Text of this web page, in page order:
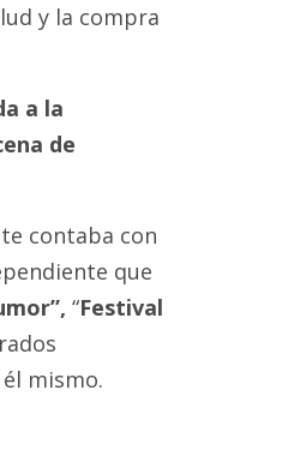
y la compra
a la
de
contaba con
que
“Festival
mismo.